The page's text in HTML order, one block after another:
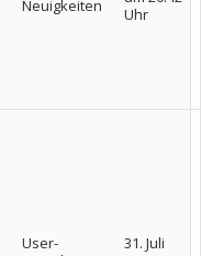
Neuigkeiten
Uhr
User-
31. Juli